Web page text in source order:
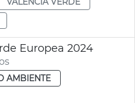
Europea 2024
AMBIENTE